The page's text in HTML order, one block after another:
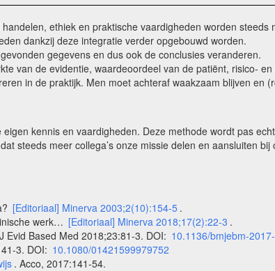
ethiek en praktische vaardigheden worden steeds
dankzij deze integratie verder opgebouwd worden.
gegevens en dus ook de conclusies veranderen.
van de evidentie, waardeoordeel van de patiënt, risico-
in de praktijk. Men moet achteraf waakzaam blijven en
kennis en vaardigheden. Deze methode wordt pas
steeds meer collega’s onze missie delen en aansluiten bij
[Editoriaal] Minerva 2003;2(10):154-5 .
werk… [Editoriaal] Minerva 2018;17(2):22-3 .
Evid Based Med 2018;23:81-3. DOI: 10.1136/bmjebm-
3. DOI: 10.1080/01421599979752
. Acco, 2017:141-54.